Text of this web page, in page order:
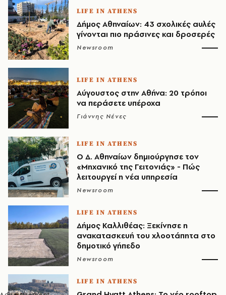
LIFE IN ATHENS
Δήμος Αθηναίων: 43 σχολικές αυλές
γίνονται πιο πράσινες και δροσερές
Newsroom
LIFE IN ATHENS
Αύγουστος στην Αθήνα: 20 τρόποι
να περάσετε υπέροχα
Γιάννης Νένες
LIFE IN ATHENS
Ο Δ. Αθηναίων δημιούργησε τον
«Μηχανικό της Γειτονιάς» - Πώς
λειτουργεί η νέα υπηρεσία
Newsroom
LIFE IN ATHENS
Δήμος Καλλιθέας: Ξεκίνησε η
ανακατασκευή του χλοοτάπητα στο
δημοτικό γήπεδο
Newsroom
LIFE IN ATHENS